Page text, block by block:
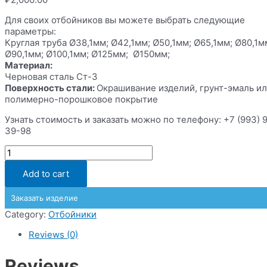
Для своих отбойников вы можете выбрать следующие
параметры:
Круглая труба Ø38,1мм; Ø42,1мм; Ø50,1мм; Ø65,1мм;
Ø90,1мм; Ø100,1мм; Ø125мм; Ø150мм;
Материал:
Черновая сталь Ст-3
Поверхность стали: Окрашивание изделий, грунт-эмаль
полимерно-порошковое покрытие
Узнать стоимость и заказать можно по телефону: +7 (993)
39-98
Отбойники
из
черновой
стали
quantity
Add to cart
Заказать изделие
Category: Отбойники
Reviews (0)